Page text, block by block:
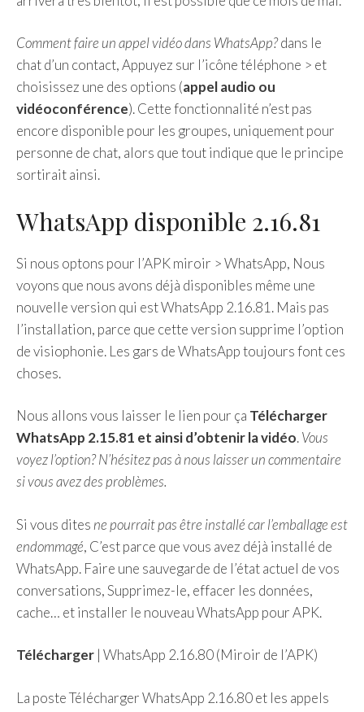
Comment faire un appel vidéo dans WhatsApp?dans le
chat d’un contact, Appuyez sur l’icône téléphone > et
choisissez une des options (appel audio ou
vidéoconférence). Cette fonctionnalité n’est pas
encore disponible pour les groupes, uniquement pour
personne de chat, alors que tout indique que le principe
sortirait ainsi.
WhatsApp disponible 2.16.81
Si nous optons pour l’APK miroir > WhatsApp, Nous
voyons que nous avons déjà disponibles même une
nouvelle version qui est WhatsApp 2.16.81. Mais pas
l’installation, parce que cette version supprime l’option
de visiophonie. Les gars de WhatsApp toujours font ces
choses.
Nous allons vous laisser le lien pour ça Télécharger
WhatsApp 2.15.81 et ainsi d’obtenir la vidéo.Vous
voyez l’option? N’hésitez pas à nous laisser un commentaire
si vous avez des problèmes.
Si vous dites ne pourrait pas être installé car l’emballage est
endommagé, C’est parce que vous avez déjà installé de
WhatsApp. Faire une sauvegarde de l’état actuel de vos
conversations, Supprimez-le, effacer les données,
cache… et installer le nouveau WhatsApp pour APK.
Télécharger | WhatsApp 2.16.80 (Miroir de l’APK)
La poste Télécharger WhatsApp 2.16.80 et les appels